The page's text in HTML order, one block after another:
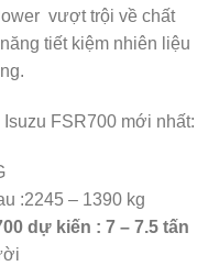
vượt trội về chất
tiết kiệm nhiên liệu
FSR700 mới nhất:
:2245 – 1390 kg
dự kiến : 7 – 7.5 tấn